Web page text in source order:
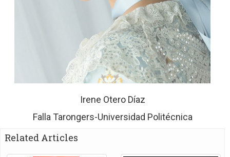
Irene Otero Díaz
Falla Tarongers-Universidad Politécnica
Related Articles